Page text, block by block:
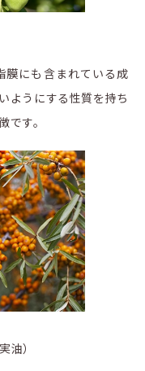
膜にも含まれている成
ようにする性質を持ち
です。
油）